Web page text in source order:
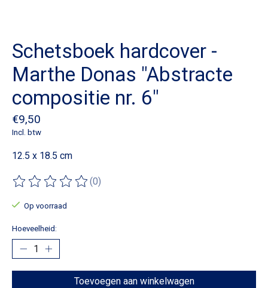
Schetsboek hardcover -
Marthe Donas "Abstracte
compositie nr. 6"
€9,50
Incl. btw
12.5 x 18.5 cm
De beoordeling van dit product is
(0)
Op voorraad
Hoeveelheid:
Toevoegen aan winkelwagen